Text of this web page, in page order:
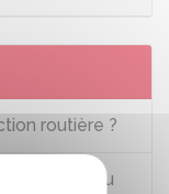
routière ?
du